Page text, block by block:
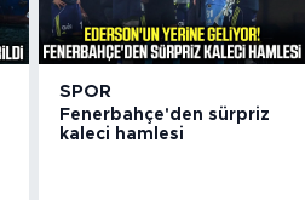
SPOR
Fenerbahçe'den sürpriz
kaleci hamlesi